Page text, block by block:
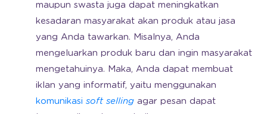
maupun swasta juga dapat meningkatkan
kesadaran masyarakat akan produk atau jasa
yang Anda tawarkan. Misalnya, Anda
mengeluarkan produk baru dan ingin masyarakat
mengetahuinya. Maka, Anda dapat membuat
iklan yang informatif, yaitu menggunakan
komunikasi soft selling agar pesan dapat